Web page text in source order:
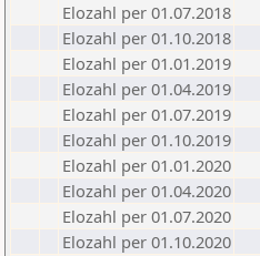
Elozahl per 01.07.2018
Elozahl per 01.10.2018
Elozahl per 01.01.2019
Elozahl per 01.04.2019
Elozahl per 01.07.2019
Elozahl per 01.10.2019
Elozahl per 01.01.2020
Elozahl per 01.04.2020
Elozahl per 01.07.2020
Elozahl per 01.10.2020